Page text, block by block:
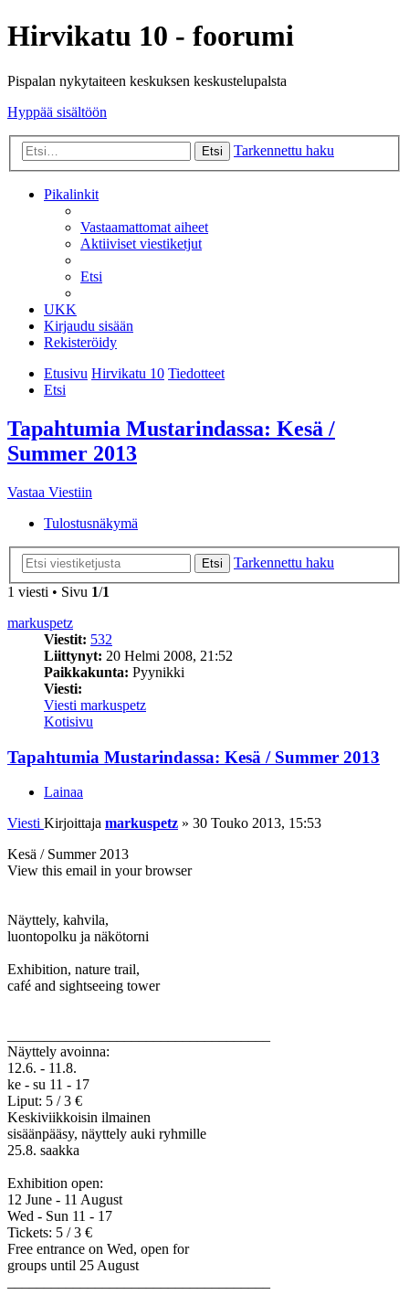
Hirvikatu 10 - foorumi
Pispalan nykytaiteen keskuksen keskustelupalsta
Hyppää sisältöön
Etsi Tarkennettu haku
Pikalinkit
Vastaamattomat aiheet
Aktiiviset viestiketjut
Etsi
UKK
Kirjaudu sisään
Rekisteröidy
Etusivu Hirvikatu 10 Tiedotteet
Etsi
Tapahtumia Mustarindassa: Kesä /
Summer 2013
Vastaa Viestiin
Tulostusnäkymä
Etsi
Tarkennettu haku
1 viesti • Sivu 1/1
markuspetz
Viestit: 532
Liittynyt: 20 Helmi 2008, 21:52
Paikkakunta: Pyynikki
Viesti:
Viesti markuspetz
Kotisivu
Tapahtumia Mustarindassa: Kesä / Summer 2013
Lainaa
Viesti Kirjoittaja markuspetz » 30 Touko 2013, 15:53
Kesä / Summer 2013
View this email in your browser
Näyttely, kahvila,
luontopolku ja näkötorni
Exhibition, nature trail,
café and sightseeing tower
Näyttely avoinna:
12.6. - 11.8.
ke - su 11 - 17
Liput: 5 / 3 €
Keskiviikkoisin ilmainen
sisäänpääsy, näyttely auki ryhmille
25.8. saakka
Exhibition open:
12 June - 11 August
Wed - Sun 11 - 17
Tickets: 5 / 3 €
Free entrance on Wed, open for
groups until 25 August